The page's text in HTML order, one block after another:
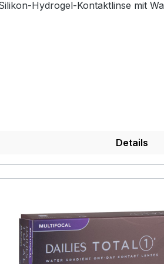
Freeway Fort Worth, TX 76134-2099,
Alcon.com Für Fragen
Details